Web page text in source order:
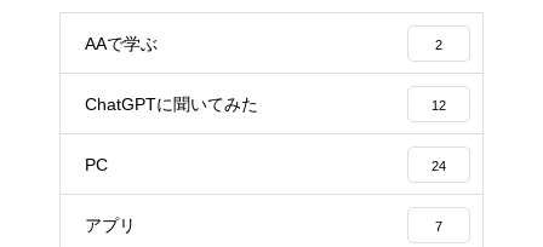
AAで学ぶ 2
ChatGPTに聞いてみた 12
PC 24
アプリ 7